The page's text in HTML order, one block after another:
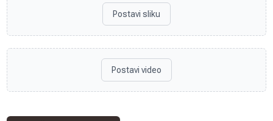
Postavi sliku
Postavi video